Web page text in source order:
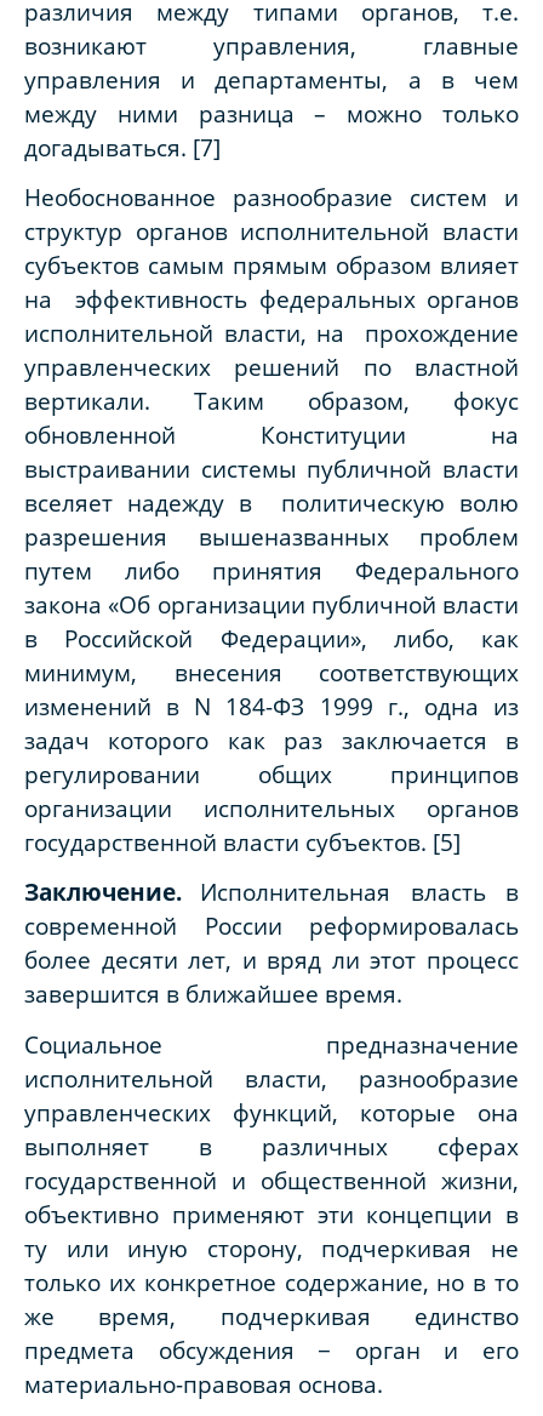
различия между типами органов, т.е.
возникают управления, главные
управления и департаменты, а в чем
между ними разница – можно только
догадываться. [7]
Необоснованное разнообразие систем и
структур органов исполнительной власти
субъектов самым прямым образом влияет
на эффективность федеральных органов
исполнительной власти, на прохождение
управленческих решений по властной
вертикали. Таким образом, фокус
обновленной Конституции на
выстраивании системы публичной власти
вселяет надежду в политическую волю
разрешения вышеназванных проблем
путем либо принятия Федерального
закона «Об организации публичной власти
в Российской Федерации», либо, как
минимум, внесения соответствующих
изменений в N 184-ФЗ 1999 г., одна из
задач которого как раз заключается в
регулировании общих принципов
организации исполнительных органов
государственной власти субъектов. [5]
Заключение.
Исполнительная власть в
современной России реформировалась
более десяти лет, и вряд ли этот процесс
завершится в ближайшее время.
Социальное предназначение
исполнительной власти, разнообразие
управленческих функций, которые она
выполняет в различных сферах
государственной и общественной жизни,
объективно применяют эти концепции в
ту или иную сторону, подчеркивая не
только их конкретное содержание, но в то
же время, подчеркивая единство
предмета обсуждения − орган и его
материально-правовая основа.